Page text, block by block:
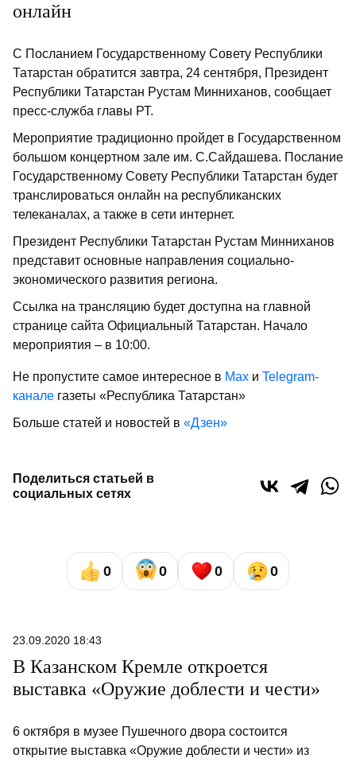
онлайн
С Посланием Государственному Совету Республики
Татарстан обратится завтра, 24 сентября, Президент
Республики Татарстан Рустам Минниханов, сообщает
пресс-служба главы РТ.
Мероприятие традиционно пройдет в Государственном
большом концертном зале им. С.Сайдашева. Послание
Государственному Совету Республики Татарстан будет
транслироваться онлайн на республиканских
телеканалах, а также в сети интернет.
Президент Республики Татарстан Рустам Минниханов
представит основные направления социально-
экономического развития региона.
Ссылка на трансляцию будет доступна на главной
странице сайта Официальный Татарстан. Начало
мероприятия – в 10:00.
Не пропустите самое интересное в Max и Telegram-
канале газеты «Республика Татарстан»
Больше статей и новостей в «Дзен»
Поделиться статьей в
социальных сетях
0 0 0 0
23.09.2020 18:43
В Казанском Кремле откроется
выставка «Оружие доблести и чести»
6 октября в музее Пушечного двора состоится
открытие выставка «Оружие доблести и чести» из